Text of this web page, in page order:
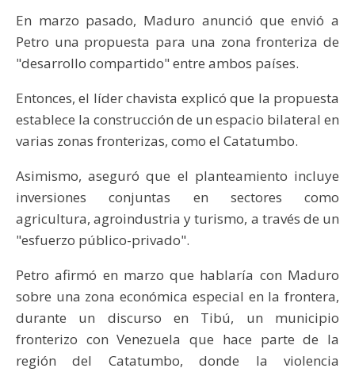
En marzo pasado, Maduro anunció que envió a
Petro una propuesta para una zona fronteriza de
"desarrollo compartido" entre ambos países.
Entonces, el líder chavista explicó que la propuesta
establece la construcción de un espacio bilateral en
varias zonas fronterizas, como el Catatumbo.
Asimismo, aseguró que el planteamiento incluye
inversiones conjuntas en sectores como
agricultura, agroindustria y turismo, a través de un
"esfuerzo público-privado".
Petro afirmó en marzo que hablaría con Maduro
sobre una zona económica especial en la frontera,
durante un discurso en Tibú, un municipio
fronterizo con Venezuela que hace parte de la
región del Catatumbo, donde la violencia